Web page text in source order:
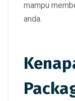
mampu
anda.